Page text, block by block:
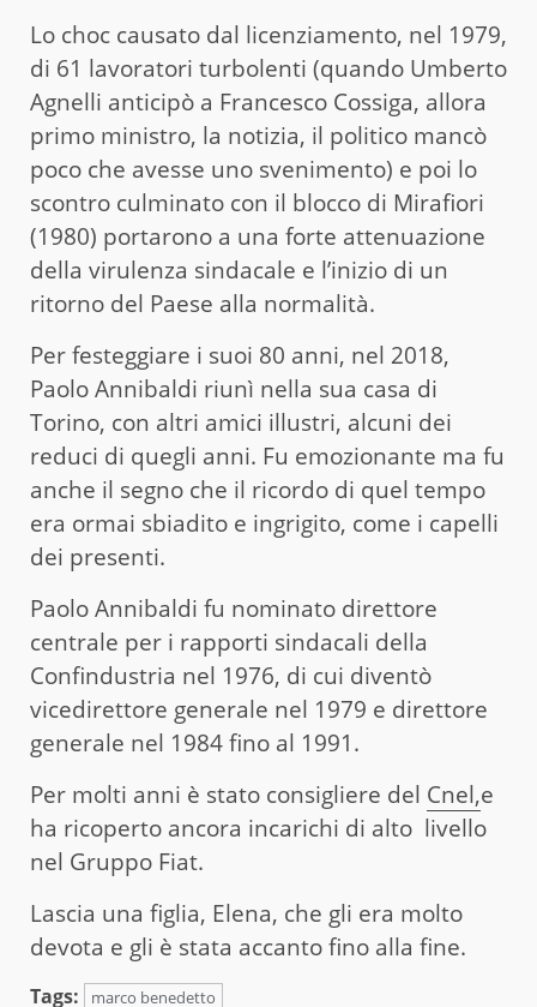
Lo choc causato dal licenziamento, nel 1979,
di 61 lavoratori turbolenti (quando Umberto
Agnelli anticipò a Francesco Cossiga, allora
primo ministro, la notizia, il politico mancò
poco che avesse uno svenimento) e poi lo
scontro culminato con il blocco di Mirafiori
(1980) portarono a una forte attenuazione
della virulenza sindacale e l’inizio di un
ritorno del Paese alla normalità.
Per festeggiare i suoi 80 anni, nel 2018,
Paolo Annibaldi riunì nella sua casa di
Torino, con altri amici illustri, alcuni dei
reduci di quegli anni. Fu emozionante ma fu
anche il segno che il ricordo di quel tempo
era ormai sbiadito e ingrigito, come i capelli
dei presenti.
Paolo Annibaldi fu nominato direttore
centrale per i rapporti sindacali della
Confindustria nel 1976, di cui diventò
vicedirettore generale nel 1979 e direttore
generale nel 1984 fino al 1991.
Per molti anni è stato consigliere del Cnel,e
ha ricoperto ancora incarichi di alto livello
nel Gruppo Fiat.
Lascia una figlia, Elena, che gli era molto
devota e gli è stata accanto fino alla fine.
Tags: marco benedetto